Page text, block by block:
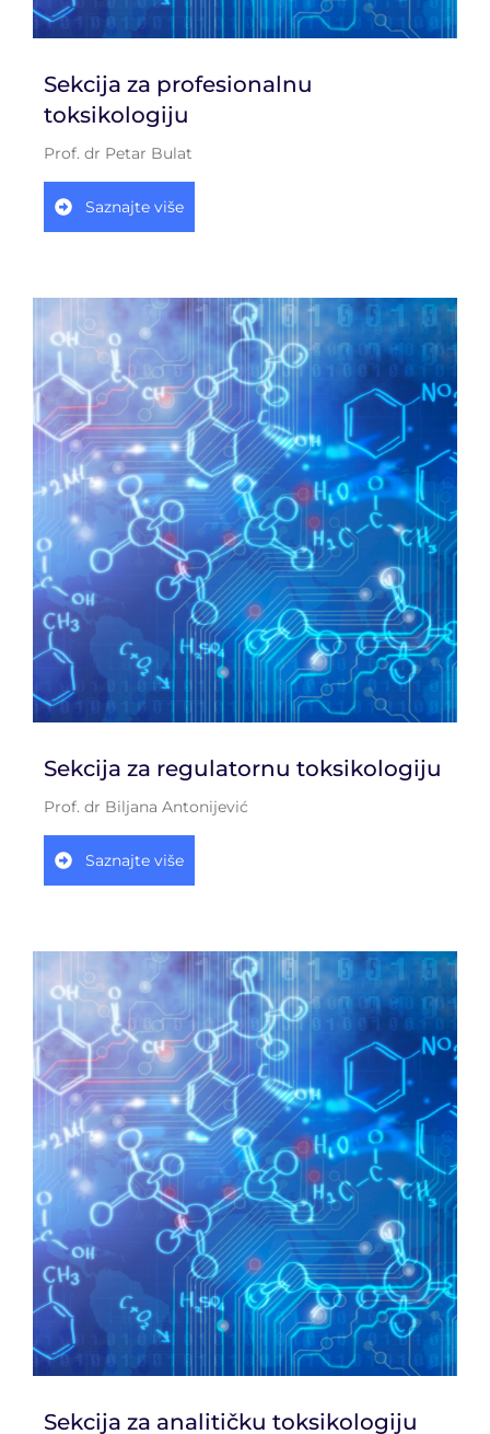
Sekcija za profesionalnu
toksikologiju
Prof. dr Petar Bulat
Saznajte više
Sekcija za regulatornu toksikologiju
Prof. dr Biljana Antonijević
Saznajte više
Sekcija za analitičku toksikologiju